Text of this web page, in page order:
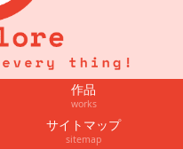
作品
works
サイトマップ
sitemap